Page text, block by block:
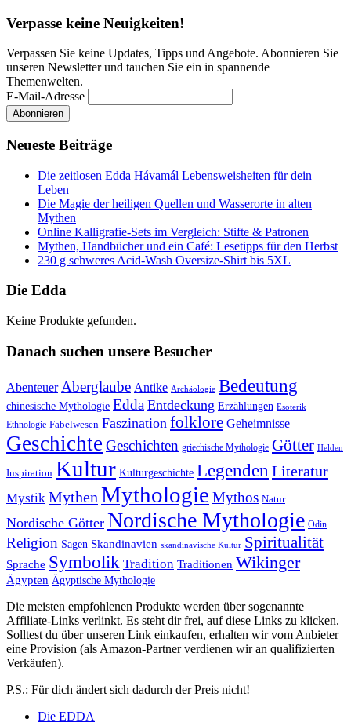
Verpasse keine Neuigkeiten!
Verpassen Sie keine Updates, Tipps und Angebote. Abonnieren Sie
unseren Newsletter und tauchen Sie ein in spannende
Themenwelten.
E-Mail-Adresse
Neueste Beiträge
Die zeitlosen Edda Hávamál Lebensweisheiten für dein
Leben
Die Magie der heiligen Quellen und Wasserorte in alten
Mythen
Online Kalligrafie‑Sets im Vergleich: Stifte & Patronen
Mythen, Handbücher und ein Café: Lesetipps für den Herbst
230 g schweres Acid-Wash Oversize-Shirt bis 5XL
Die Edda
Keine Produkte gefunden.
Danach suchen unsere Besucher
Abenteuer Aberglaube Antike Archäologie Bedeutung
chinesische Mythologie Edda Entdeckung Erzählungen Esoterik
Ethnologie Fabelwesen Faszination folklore Geheimnisse
Geschichte Geschichten griechische Mythologie Götter Helden
Inspiration Kultur Kulturgeschichte Legenden Literatur
Mystik Mythen Mythologie Mythos Natur
Nordische Götter Nordische Mythologie Odin
Religion Sagen Skandinavien skandinavische Kultur Spiritualität
Sprache Symbolik Tradition Traditionen Wikinger
Ägypten Ägyptische Mythologie
Die meisten empfohlenen Produkte werden über sogenannte
Affiliate-Links verlinkt. Es steht dir frei, auf diese Links zu klicken.
Solltest du über unseren Link einkaufen, erhalten wir vom Anbieter
eine Provision (als Amazon-Partner verdienen wir an qualifizierten
Verkäufen).
P.S.: Für dich ändert sich dadurch der Preis nicht!
Die EDDA